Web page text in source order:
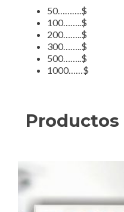
50……….$
100……..$
200……..$
300……..$
500……..$
1000……$